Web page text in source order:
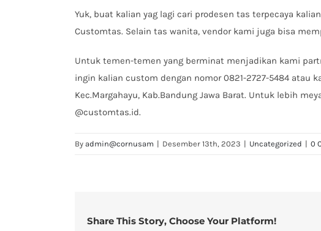
Yuk, buat kalian yag lagi cari prodesen tas terpecaya
Customtas. Selain tas wanita, vendor kami juga bisa
Untuk temen-temen yang berminat menjadikan kami
ingin kalian custom dengan nomor 0821-2727-5484 atau
Kec.Margahayu, Kab.Bandung Jawa Barat. Untuk lebih
@customtas.id.
By admin@cornusam | Desember 13th, 2023 | Uncategorized | 0
Share This Story, Choose Your Platform!